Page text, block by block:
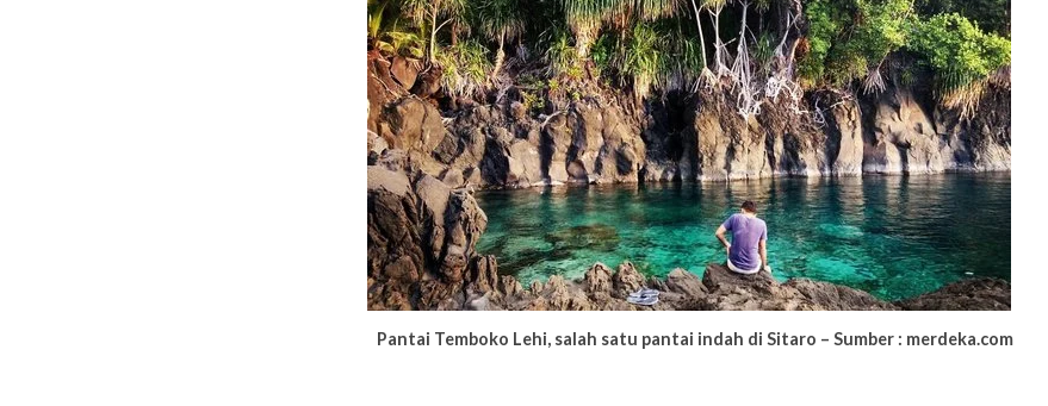
Pantai Temboko Lehi, salah satu pantai indah di Sitaro – Sumber : merdeka.com